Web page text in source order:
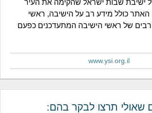
ישיבת שבות ישראל שהקימה את העיר
האתר כולל מידע רב על הישיבה, ראשי
רבים של ראשי הישיבה המתעדכנים כפעם
www.ysi.org.il
שאולי תרצו לבקר בהם: